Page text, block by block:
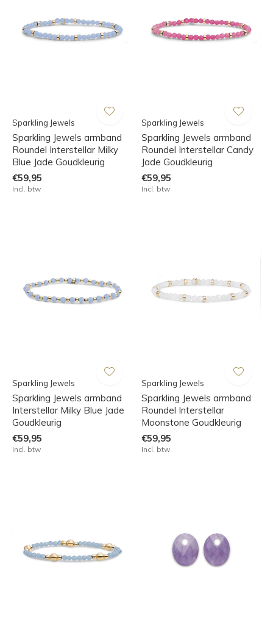
Sparkling Jewels
Sparkling Jewels armband
Roundel Interstellar Milky
Blue Jade Goudkleurig
€59,95
Incl. btw
Sparkling Jewels
Sparkling Jewels armband
Roundel Interstellar Candy
Jade Goudkleurig
€59,95
Incl. btw
Sparkling Jewels
Sparkling Jewels armband
Interstellar Milky Blue Jade
Goudkleurig
€59,95
Incl. btw
Sparkling Jewels
Sparkling Jewels armband
Roundel Interstellar
Moonstone Goudkleurig
€59,95
Incl. btw